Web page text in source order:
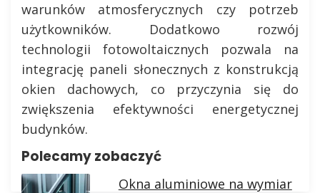
warunków atmosferycznych czy potrzeb
użytkowników. Dodatkowo rozwój
technologii fotowoltaicznych pozwala na
integrację paneli słonecznych z konstrukcją
okien dachowych, co przyczynia się do
zwiększenia efektywności energetycznej
budynków.
Polecamy zobaczyć
Okna aluminiowe na wymiar